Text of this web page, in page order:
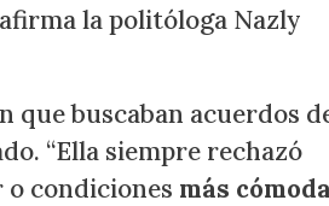
la politóloga Nazly
que buscaban acuerdos
“Ella siempre rechazó
condiciones más